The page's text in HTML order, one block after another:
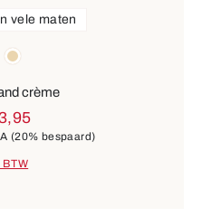
beige
vele maten
crème
(20% bespaard)
BTW